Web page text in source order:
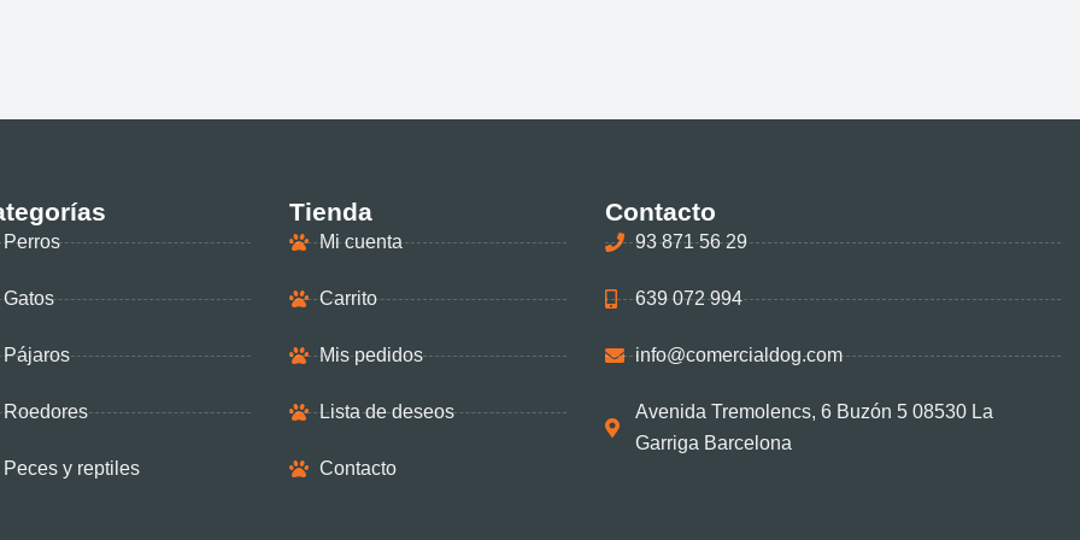
Perros
Gatos
Pájaros
Roedores
Peces y reptiles
Tienda
Mi cuenta
Carrito
Mis pedidos
Lista de deseos
Contacto
Contacto
93 871 56 29
639 072 994
info@comercialdog.com
Avenida Tremolencs, 6 Buzón 5 08530 La
Garriga Barcelona